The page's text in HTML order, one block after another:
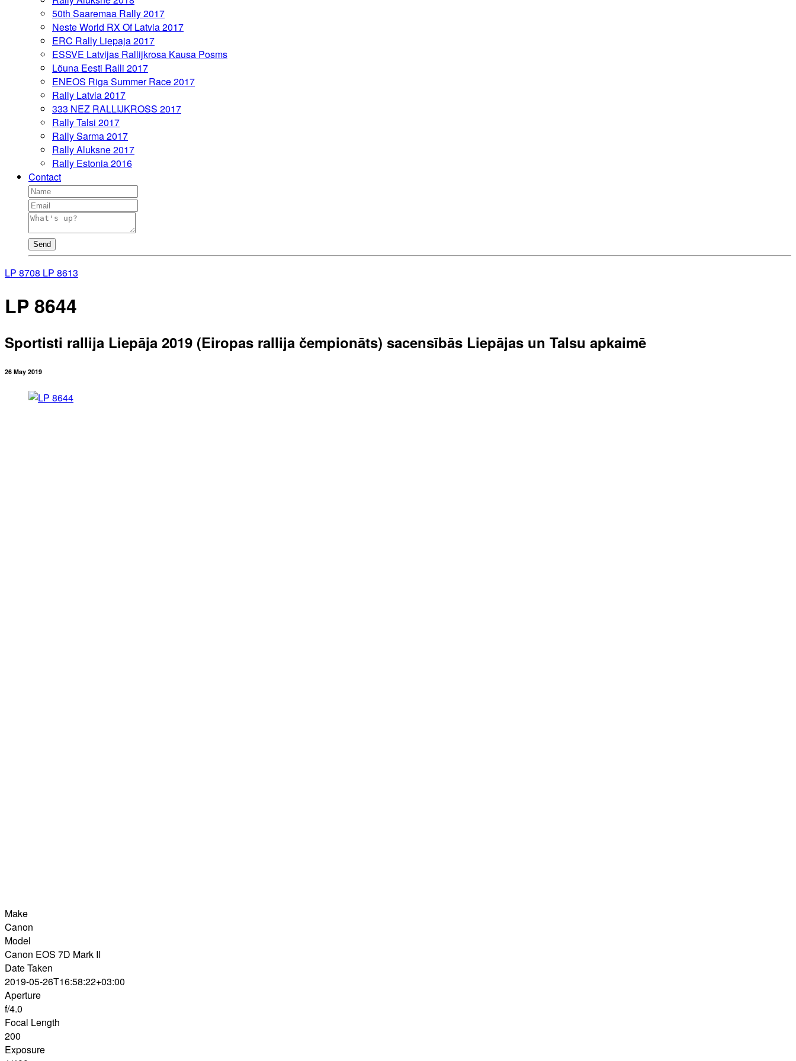
50th Saaremaa Rally 2017
Neste World RX Of Latvia 2017
ERC Rally Liepaja 2017
ESSVE Latvijas Rallijkrosa Kausa Posms
Lõuna Eesti Ralli 2017
ENEOS Riga Summer Race 2017
Rally Latvia 2017
333 NEZ RALLIJKROSS 2017
Rally Talsi 2017
Rally Sarma 2017
Rally Aluksne 2017
Rally Estonia 2016
Contact
Send
LP 8708 LP 8613
LP 8644
Sportisti rallija Liepāja 2019 (Eiropas rallija čempionāts) sacensībās Liepājas un Talsu apkaimē
26 May 2019
Make
Canon
Model
Canon EOS 7D Mark II
Date Taken
2019-05-26T16:58:22+03:00
Aperture
f/4.0
Focal Length
200
Exposure